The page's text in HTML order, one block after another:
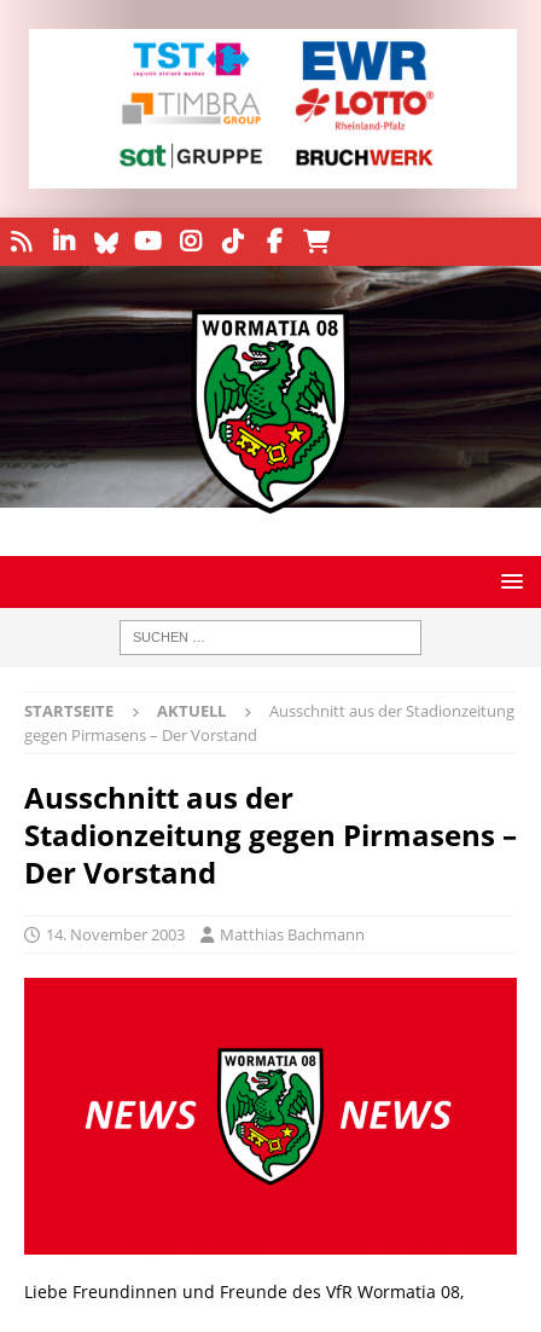
STARTSEITE AKTUELL
Ausschnitt aus der Stadionzeitung
gegen Pirmasens – Der Vorstand
Ausschnitt aus der
Stadionzeitung gegen Pirmasens –
Der Vorstand
14. November 2003 Matthias Bachmann
Liebe Freundinnen und Freunde des VfR Wormatia 08,